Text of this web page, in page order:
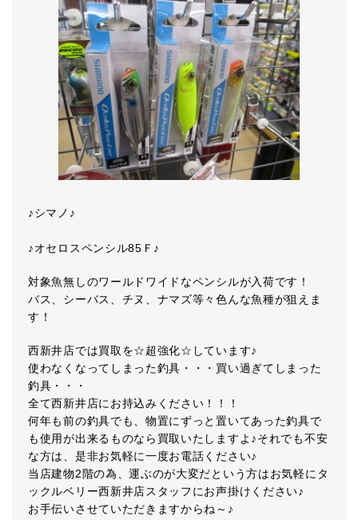
♪シマノ♪
♪オセロスペンシル85Ｆ♪
対象魚無しのワールドワイドなペンシルが入荷です！
バス、シーバス、チヌ、ナマズ等々色んな魚種が狙えま
す！
西新井店では買取を☆超強化☆しています♪
使わなくなってしまった釣具・・・買い過ぎてしまった
釣具・・・
全て西新井店にお持込みください！！！
何年も前の釣具でも、物置にずっと置いてあった釣具で
も使用が出来るものなら買取いたしますよ♪それでも不安
な方は、是非お気軽に一度お電話ください♪
当店建物2階の為、運ぶのが大変だという方はお気軽にタ
ックルベリー西新井店スタッフにお声掛けください♪
お手伝いさせていただきますからね～♪